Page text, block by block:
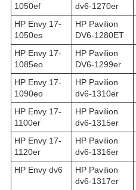
1050ef
dv6-1270er
HP Envy 17-
1050es
HP Pavilion
DV6-1280ET
HP Envy 17-
1085eo
HP Pavilion
DV6-1299er
HP Envy 17-
1090eo
HP Pavilion
dv6-1310er
HP Envy 17-
1100er
HP Pavilion
dv6-1315er
HP Envy 17-
1120er
HP Pavilion
dv6-1316er
HP Envy dv6
HP Pavilion
dv6-1317er